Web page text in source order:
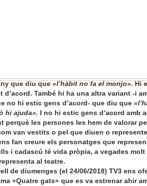
que diu que «l’hàbit no fa el monjo». Hi
d’acord. També hi ha una altra variant -i
no hi estic gens d’acord- que diu que
hi ajuda». I no hi estic gens d’acord amb
perquè les persones les hem de valorar
van vestits o pel que diuen o
fan creure els personatges que
i cadascú té vida pròpia, a vegades
al teatre.
de diumenges (el 24/06/2018) TV3 ens
«Quatre gats» que es va estrenar ahir